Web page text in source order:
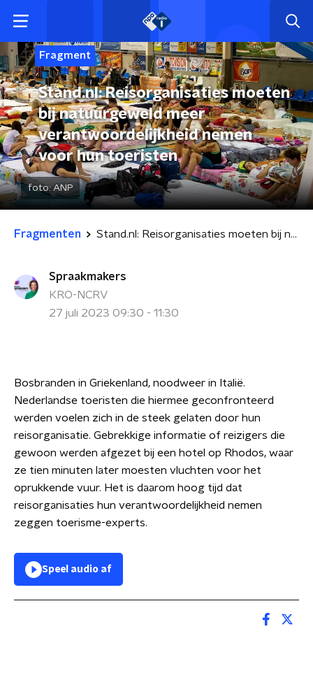
Fragment
Stand.nl: Reisorganisaties moeten
bij natuurgeweld meer
verantwoordelijkheid nemen
voor hun toeristen
foto:ANP
Fragmenten Stand.nl: Reisorganisaties moeten bij natuurgeweld meer verantwoordelijkheid nemen voor hun toeristen
Spraakmakers
KRO-NCRV
27 juli 2023 09:30 - 11:30
Bosbranden in Griekenland, noodweer in Italië.
Nederlandse toeristen die hiermee geconfronteerd
werden voelen zich in de steek gelaten door hun
reisorganisatie. Gebrekkige informatie of reizigers die
gewoon werden afgezet bij een hotel op Rhodos, waar
ze tien minuten later moesten vluchten voor het
oprukkende vuur. Het is daarom hoog tijd dat
reisorganisaties hun verantwoordelijkheid nemen
zeggen toerisme-experts.
Speel audio af